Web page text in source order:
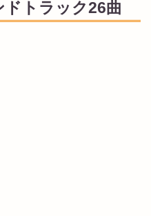
ドトラック26曲